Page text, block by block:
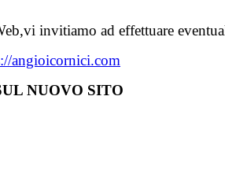
invitiamo ad effettuare
angioicornici.com
NUOVO SITO